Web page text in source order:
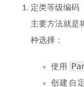
定类等级编码
主要方法就是
种选择：
使用
创建自